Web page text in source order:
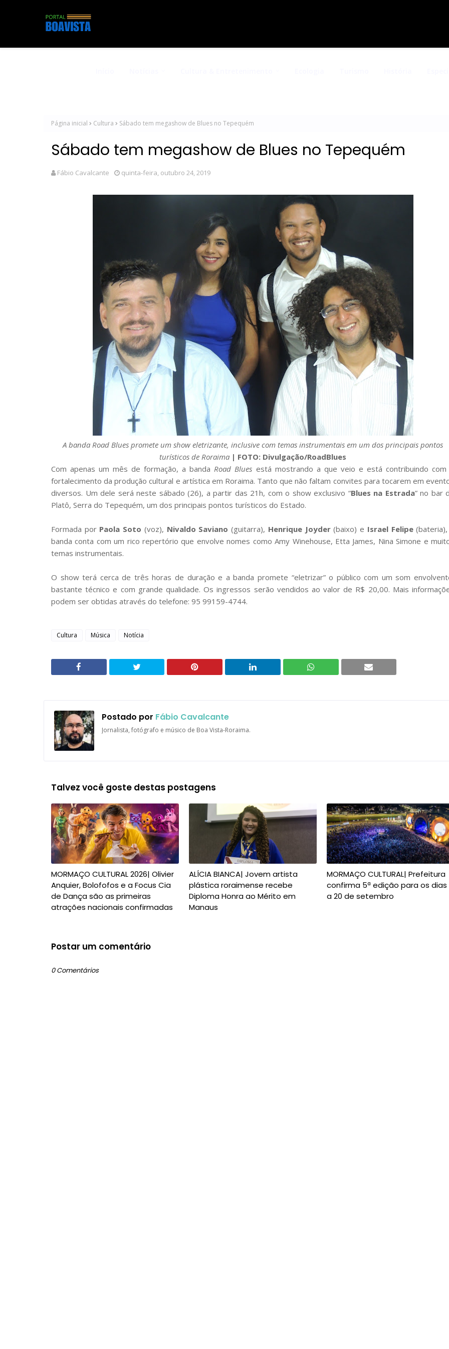
Página inicial Cultura Sábado tem megashow de Blues no Tepequém
Sábado tem megashow de Blues no Tepequém
Fábio Cavalcante quinta-feira, outubro 24, 2019
A banda Road Blues promete um show eletrizante, inclusive com temas instrumentais em um dos principais pontos
turísticos de Roraima | FOTO: Divulgação/RoadBlues
Com apenas um mês de formação, a bandaRoad Blues está mostrando a que veio e está contribuindo
fortalecimento da produção cultural e artística em Roraima. Tanto que não faltam convites para tocarem em
diversos. Um dele será neste sábado (26), a partir das 21h, com o show exclusivo “Blues na Estrada” no bar
Platô, Serra do Tepequém, um dos principais pontos turísticos do Estado.
Formada por Paola Soto (voz), Nivaldo Saviano (guitarra), Henrique Joyder(baixo) e Israel Felipe
banda conta com um rico repertório que envolve nomes como Amy Winehouse, Etta James, Nina Simone e
temas instrumentais.
O show terá cerca de três horas de duração e a banda promete “eletrizar” o público com um som
bastante técnico e com grande qualidade. Os ingressos serão vendidos ao valor de R$ 20,00. Mais
podem ser obtidas através do telefone: 95 99159-4744.
Cultura Música Notícia
Postado por Fábio Cavalcante
Jornalista, fotógrafo e músico de Boa Vista-Roraima.
Talvez você goste destas postagens
MORMAÇO CULTURAL 2026| Olivier
Anquier, Bolofofos e a Focus Cia
de Dança são as primeiras
atrações nacionais confirmadas
ALÍCIA BIANCA| Jovem artista
plástica roraimense recebe
Diploma Honra ao Mérito em
Manaus
MORMAÇO CULTURAL| Prefeitura
confirma 5ª edição para os dias
a 20 de setembro
Postar um comentário
0 Comentários